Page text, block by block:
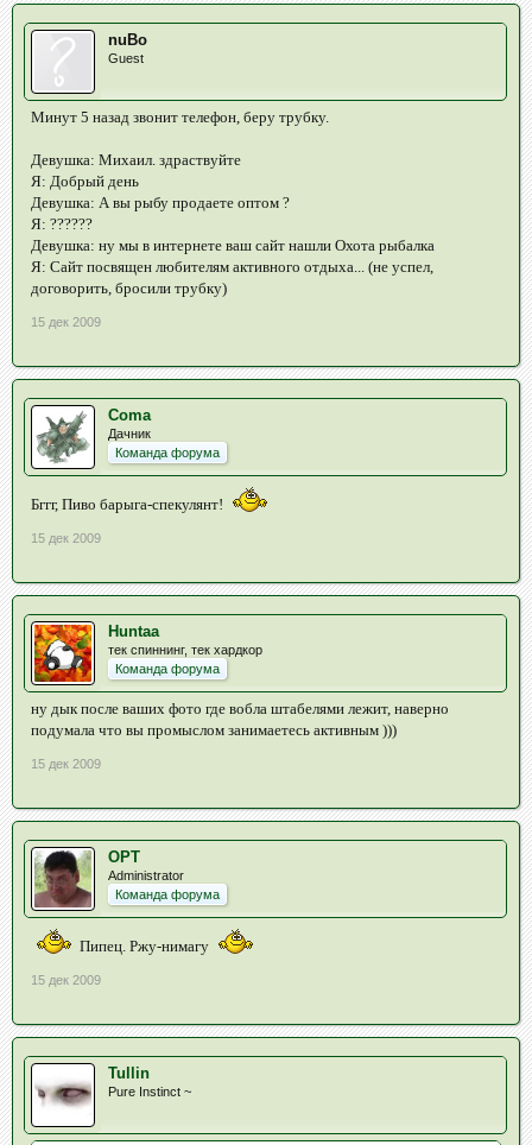
nuBo
Guest
Минут 5 назад звонит телефон, беру трубку.
Девушка: Михаил. здраствуйте
Я: Добрый день
Девушка: А вы рыбу продаете оптом ?
Я: ??????
Девушка: ну мы в интернете ваш сайт нашли Охота рыбалка
Я: Сайт посвящен любителям активного отдыха... (не успел,
договорить, бросили трубку)
15 дек 2009
Coma
Дачник
Команда форума
Бггг, Пиво барыга-спекулянт!
15 дек 2009
Huntaa
тек спиннинг, тек хардкор
Команда форума
ну дык после ваших фото где вобла штабелями лежит, наверно
подумала что вы промыслом занимаетесь активным )))
15 дек 2009
OPT
Administrator
Команда форума
Пипец. Ржу-нимагу
15 дек 2009
Tullin
Pure Instinct ~